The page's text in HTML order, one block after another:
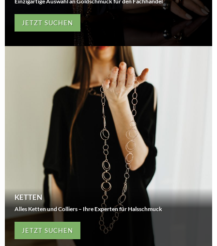
JETZT SUCHEN
KETTEN
Alles Ketten und Colliers – Ihre Experten für Halsschmuck
JETZT SUCHEN